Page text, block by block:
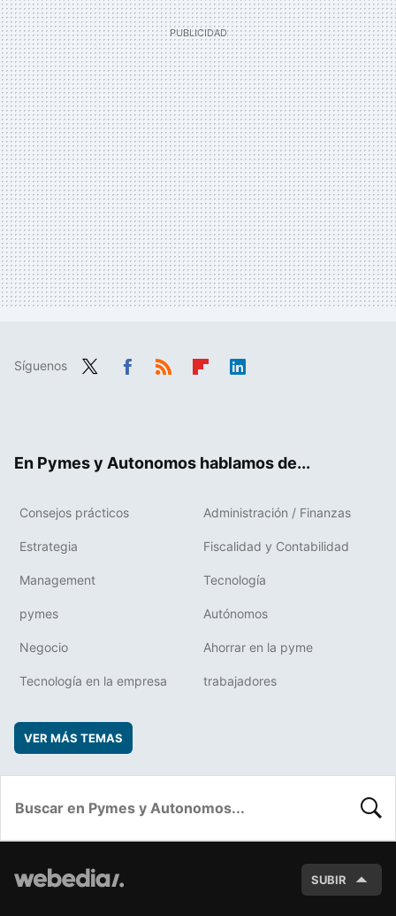
Síguenos
En Pymes y Autonomos hablamos de...
Consejos prácticos Administración / Finanzas
Estrategia Fiscalidad y Contabilidad
Management Tecnología
pymes Autónomos
Negocio Ahorrar en la pyme
Tecnología en la empresa trabajadores
VER MÁS TEMAS
SUBIR